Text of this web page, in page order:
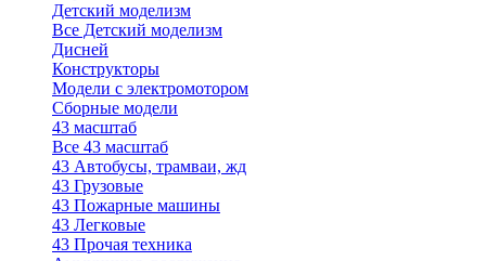
Детский моделизм
Все Детский моделизм
Дисней
Конструкторы
Модели с электромотором
Сборные модели
43 масштаб
Все 43 масштаб
43 Автобусы, трамваи, жд
43 Грузовые
43 Пожарные машины
43 Легковые
43 Прочая техника